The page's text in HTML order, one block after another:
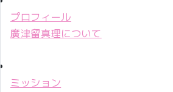
プロフィール
廣津留真理について
ミッション